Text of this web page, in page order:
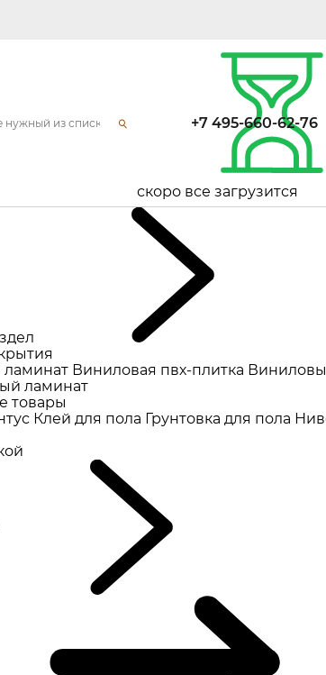
скоро все загрузится
+7 495-660-62-76
ламинат Виниловая пвх-плитка
ламинат
товары
Клей для пола Грунтовка для пола